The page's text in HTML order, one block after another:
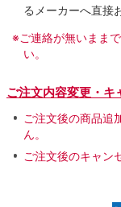
るメーカーへ直接
※ご連絡が無いまま
い。
ご注文内容変更・キ
ご注文後の商品追
ん。
ご注文後のキャン